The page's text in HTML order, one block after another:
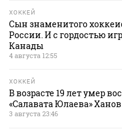
ХОККЕЙ
Сын знаменитого
России. И с гордостью
Канады
4 августа 12:55
ХОККЕЙ
В возрасте 19 лет умер
«Салавата Юлаева» Ханов
3 августа 23:46